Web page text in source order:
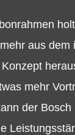
aus dem
mehr
der